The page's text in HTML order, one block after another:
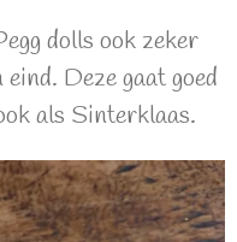
dolls ook zeker
Deze gaat goed
als Sinterklaas.